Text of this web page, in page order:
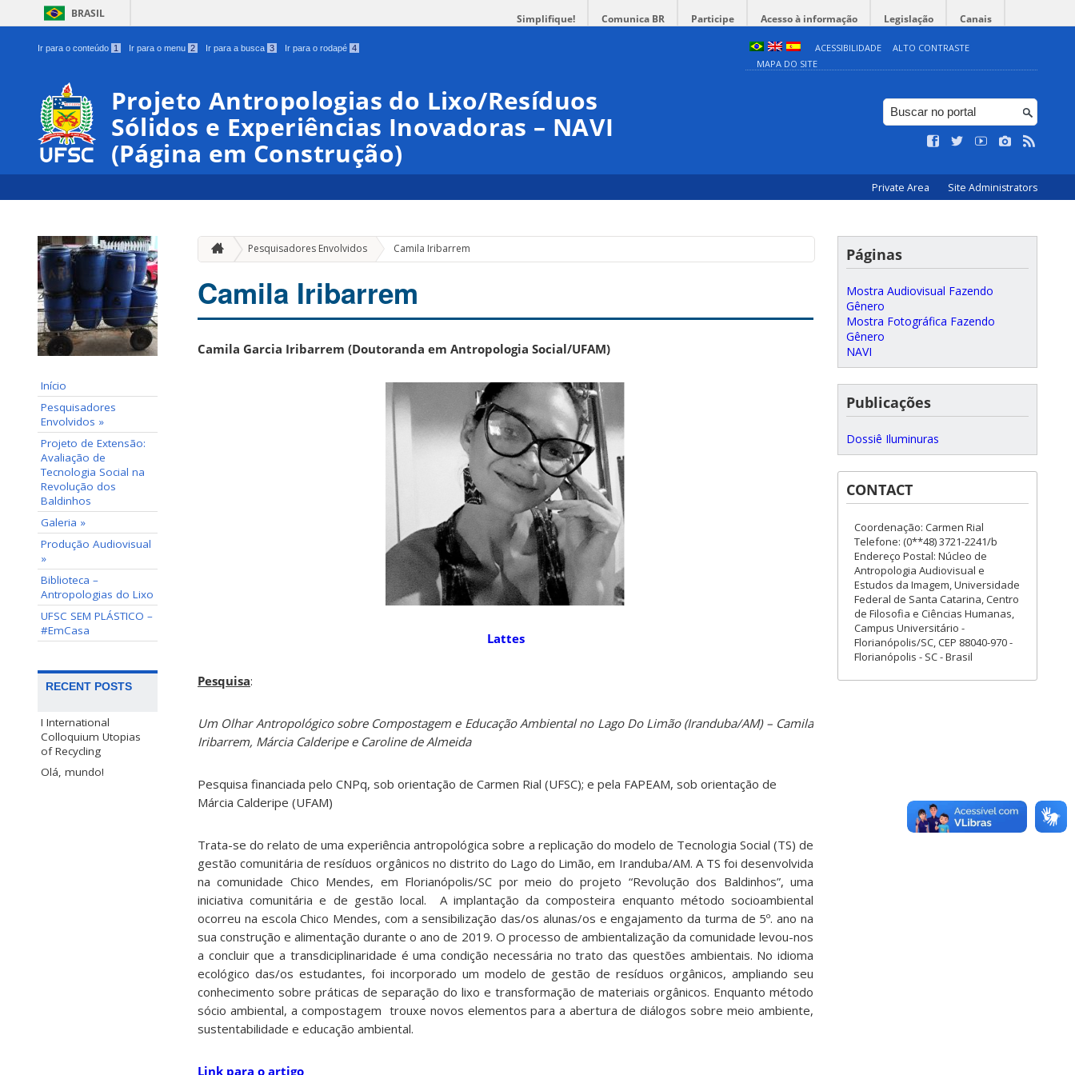
BRASIL Simplifique! Comunica BR Participe Acesso à informação Legislação Canais
Ir para o conteúdo 1 Ir para o menu 2 Ir para a busca 3 Ir para o rodapé 4 ACESSIBILIDADE
ALTO CONTRASTE
MAPA DO SITE
Projeto Antropologias do Lixo/Resíduos
Sólidos e Experiências Inovadoras – NAVI
(Página em Construção)
Private Area Site Administrators
Início
Pesquisadores
Envolvidos »
Projeto de Extensão:
Avaliação de
Tecnologia Social na
Revolução dos
Baldinhos
Galeria »
Produção Audiovisual
»
Biblioteca –
Antropologias do Lixo
UFSC SEM PLÁSTICO –
#EmCasa
RECENT POSTS
I International
Colloquium Utopias
of Recycling
Olá, mundo!
Pesquisadores Envolvidos Camila Iribarrem
Camila Iribarrem
Camila Garcia Iribarrem (Doutoranda em Antropologia Social/UFAM)
Lattes
Pesquisa:
Um Olhar Antropológico sobre Compostagem e Educação Ambiental no Lago Do Limão (Iranduba/AM) – Camila
Iribarrem, Márcia Calderipe e Caroline de Almeida
Pesquisa financiada pelo CNPq, sob orientação de Carmen Rial (UFSC); e pela FAPEAM, sob orientação de
Márcia Calderipe (UFAM)
Trata-se do relato de uma experiência antropológica sobre a replicação do modelo de Tecnologia Social (TS) de
gestão comunitária de resíduos orgânicos no distrito do Lago do Limão, em Iranduba/AM. A TS foi desenvolvida
na comunidade Chico Mendes, em Florianópolis/SC por meio do projeto “Revolução dos Baldinhos”, uma
iniciativa comunitária e de gestão local. A implantação da composteira enquanto método socioambiental
ocorreu na escola Chico Mendes, com a sensibilização das/os alunas/os e engajamento da turma de 5º. ano na
sua construção e alimentação durante o ano de 2019. O processo de ambientalização da comunidade levou-nos
a concluir que a transdiciplinaridade é uma condição necessária no trato das questões ambientais. No idioma
ecológico das/os estudantes, foi incorporado um modelo de gestão de resíduos orgânicos, ampliando seu
conhecimento sobre práticas de separação do lixo e transformação de materiais orgânicos. Enquanto método
sócio ambiental, a compostagem trouxe novos elementos para a abertura de diálogos sobre meio ambiente,
sustentabilidade e educação ambiental.
Link para o artigo
Páginas
Mostra Audiovisual Fazendo
Gênero
Mostra Fotográfica Fazendo
Gênero
NAVI
Publicações
Dossiê Iluminuras
CONTACT
Coordenação: Carmen Rial
Telefone: (0**48) 3721-2241/b
Endereço Postal: Núcleo de
Antropologia Audiovisual e
Estudos da Imagem, Universidade
Federal de Santa Catarina, Centro
de Filosofia e Ciências Humanas,
Campus Universitário -
Florianópolis/SC, CEP 88040-970 -
Florianópolis - SC - Brasil